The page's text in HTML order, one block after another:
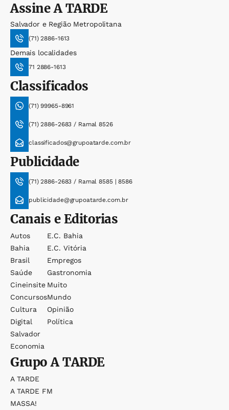
AssineA TARDE
Salvador e Região Metropolitana
(71) 2886-1613
Demais localidades
71 2886-1613
Classificados
(71) 99965-8961
(71) 2886-2683 / Ramal 8526
classificados@grupoatarde.com.br
Publicidade
(71) 2886-2683 / Ramal 8585 | 8586
publicidade@grupoatarde.com.br
Canais e Editorias
Autos
Bahia
Brasil
Saúde
Cineinsite
Concursos
Cultura
Digital
Salvador
Economia
E.c. Bahia
E.c. Vitória
Empregos
Gastronomia
Muito
Mundo
Opinião
Política
GrupoA TARDE
A TARDE
A TARDE FM
MASSA!